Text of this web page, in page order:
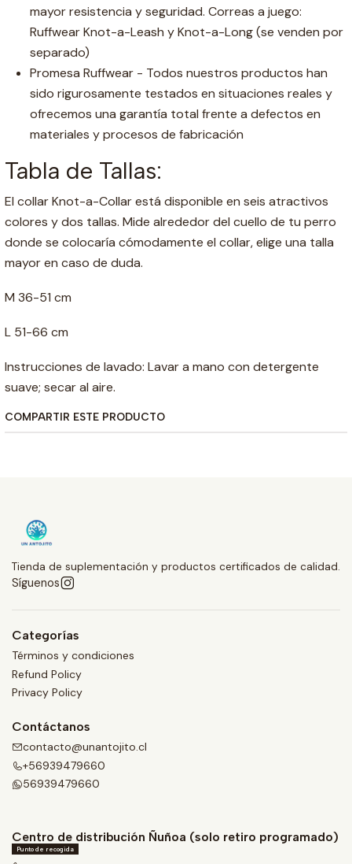
mayor resistencia y seguridad. Correas a juego:
Ruffwear Knot-a-Leash y Knot-a-Long (se venden por
separado)
Promesa Ruffwear - Todos nuestros productos han
sido rigurosamente testados en situaciones reales y
ofrecemos una garantía total frente a defectos en
materiales y procesos de fabricación
Tabla de Tallas:
El collar Knot-a-Collar está disponible en seis atractivos
colores y dos tallas. Mide alrededor del cuello de tu perro
donde se colocaría cómodamente el collar, elige una talla
mayor en caso de duda.
M 36-51 cm
L 51-66 cm
Instrucciones de lavado: Lavar a mano con detergente
suave; secar al aire.
COMPARTIR ESTE PRODUCTO
Tienda de suplementación y productos certificados de calidad.
Síguenos
Categorías
Términos y condiciones
Refund Policy
Privacy Policy
Contáctanos
contacto@unantojito.cl
+56939479660
56939479660
Centro de distribución Ñuñoa (solo retiro programado)
Punto de recogida